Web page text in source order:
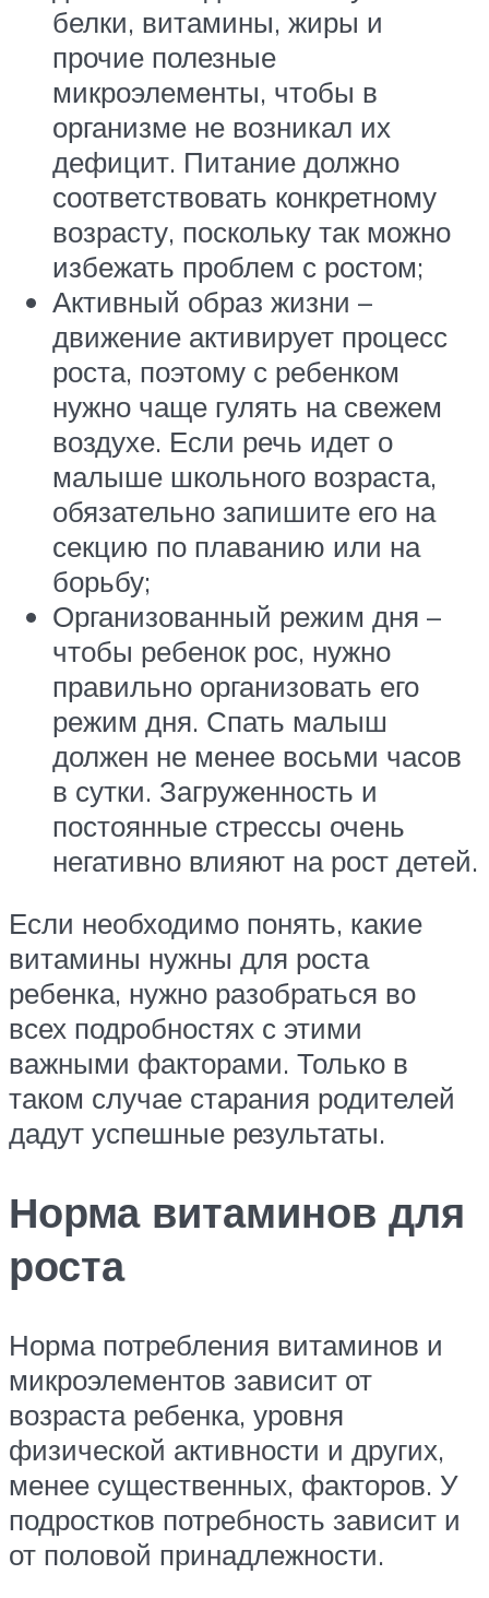
белки, витамины, жиры и
прочие полезные
микроэлементы, чтобы в
организме не возникал их
дефицит. Питание должно
соответствовать конкретному
возрасту, поскольку так можно
избежать проблем с ростом;
Активный образ жизни –
движение активирует процесс
роста, поэтому с ребенком
нужно чаще гулять на свежем
воздухе. Если речь идет о
малыше школьного возраста,
обязательно запишите его на
секцию по плаванию или на
борьбу;
Организованный режим дня –
чтобы ребенок рос, нужно
правильно организовать его
режим дня. Спать малыш
должен не менее восьми часов
в сутки. Загруженность и
постоянные стрессы очень
негативно влияют на рост детей.
Если необходимо понять, какие
витамины нужны для роста
ребенка, нужно разобраться во
всех подробностях с этими
важными факторами. Только в
таком случае старания родителей
дадут успешные результаты.
Норма витаминов для
роста
Норма потребления витаминов и
микроэлементов зависит от
возраста ребенка, уровня
физической активности и других,
менее существенных, факторов. У
подростков потребность зависит и
от половой принадлежности.